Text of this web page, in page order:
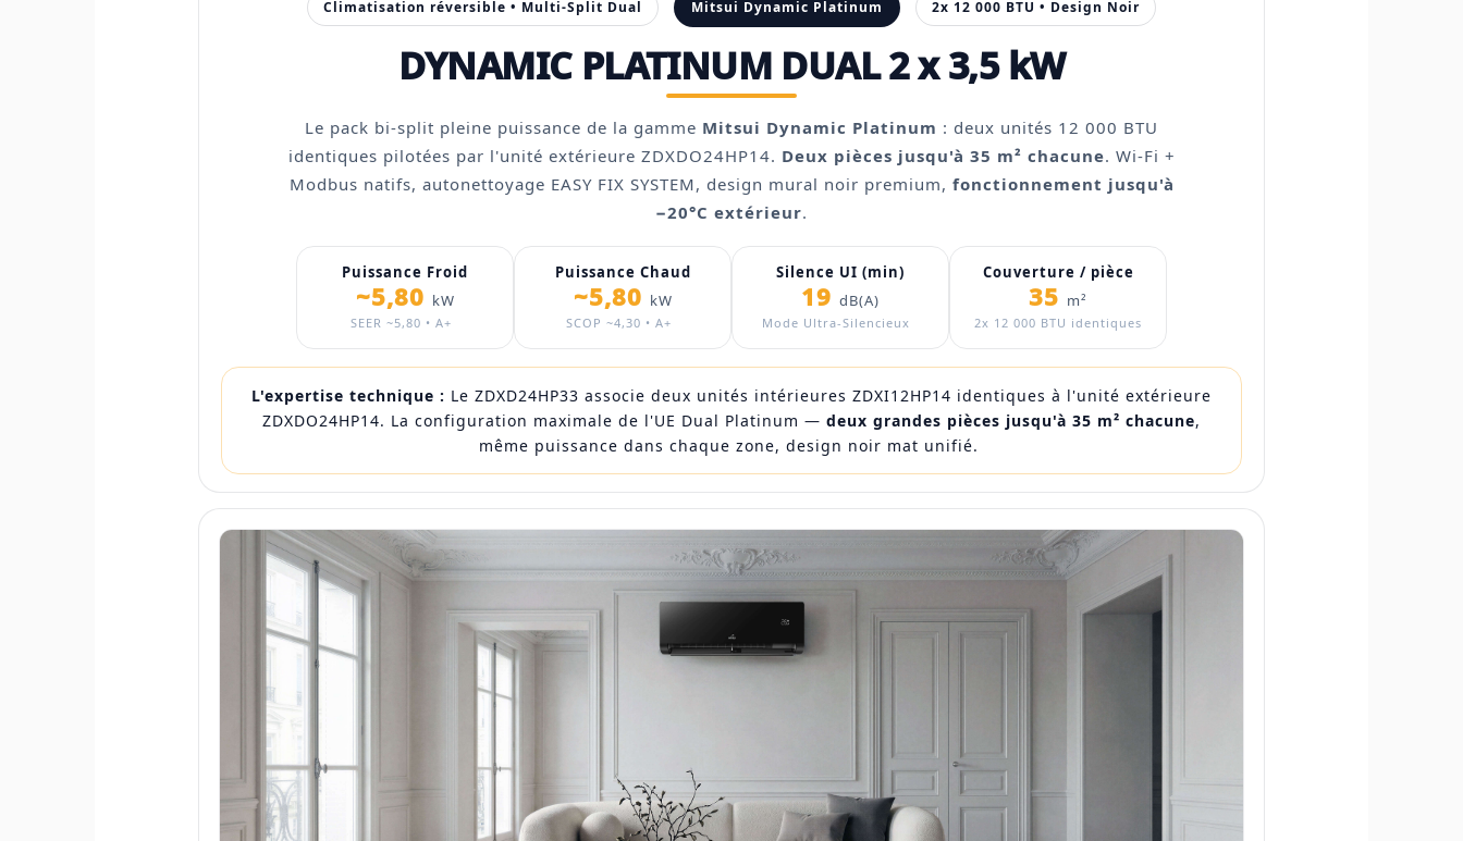
Climatisation réversible • Multi-Split Dual Mitsui Dynamic Platinum 2x 12 000 BTU • Design Noir
DYNAMIC PLATINUM DUAL 2 x 3,5 kW
Le pack bi-split pleine puissance de la gamme Mitsui Dynamic Platinum : deux unités 12 000 BTU
identiques pilotées par l'unité extérieure ZDXDO24HP14. Deux pièces jusqu'à 35 m² chacune. Wi-Fi +
Modbus natifs, autonettoyage EASY FIX SYSTEM, design mural noir premium, fonctionnement jusqu'à
−20°C extérieur.
Puissance Froid
~5,80 kW
SEER ~5,80 • A+
Puissance Chaud
~5,80 kW
SCOP ~4,30 • A+
Silence UI (min)
19 dB(A)
Mode Ultra-Silencieux
Couverture / pièce
35 m²
2x 12 000 BTU identiques
L'expertise technique : Le ZDXD24HP33 associe deux unités intérieures ZDXI12HP14 identiques à l'unité extérieure
ZDXDO24HP14. La configuration maximale de l'UE Dual Platinum — deux grandes pièces jusqu'à 35 m² chacune,
même puissance dans chaque zone, design noir mat unifié.